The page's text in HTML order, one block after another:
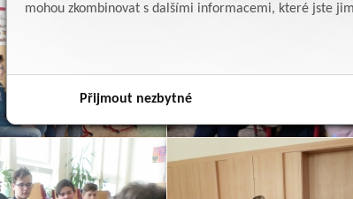
mohou zkombinovat s dalšími informacemi, které jste
Přijmout nezbytné